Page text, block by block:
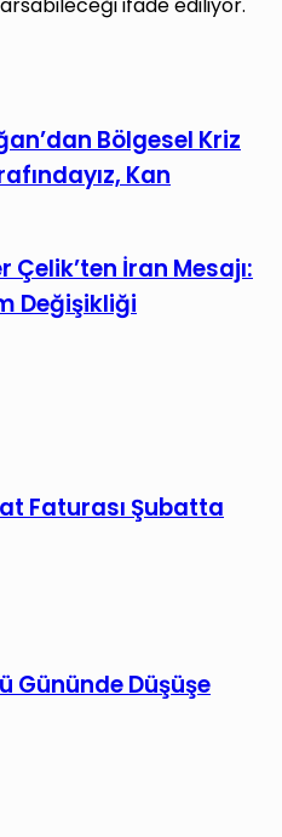
Bölgesel Kriz
Kan
Çelik’ten İran Mesajı:
Değişikliği
Faturası Şubatta
Gününde Düşüşe